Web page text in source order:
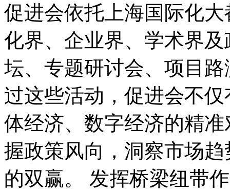
促进会依托上海国际化
化界、企业界、学术界
坛、专题研讨会、项目
过这些活动，促进会不
体经济、数字经济的精
握政策风向，洞察市场
的双赢。 发挥桥梁纽带